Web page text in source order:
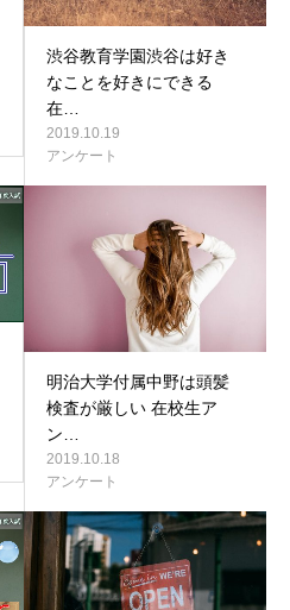
渋谷教育学園渋谷は好き
なことを好きにできる
在…
2019.10.19
アンケート
明治大学付属中野は頭髪
検査が厳しい 在校生ア
ン…
2019.10.18
アンケート